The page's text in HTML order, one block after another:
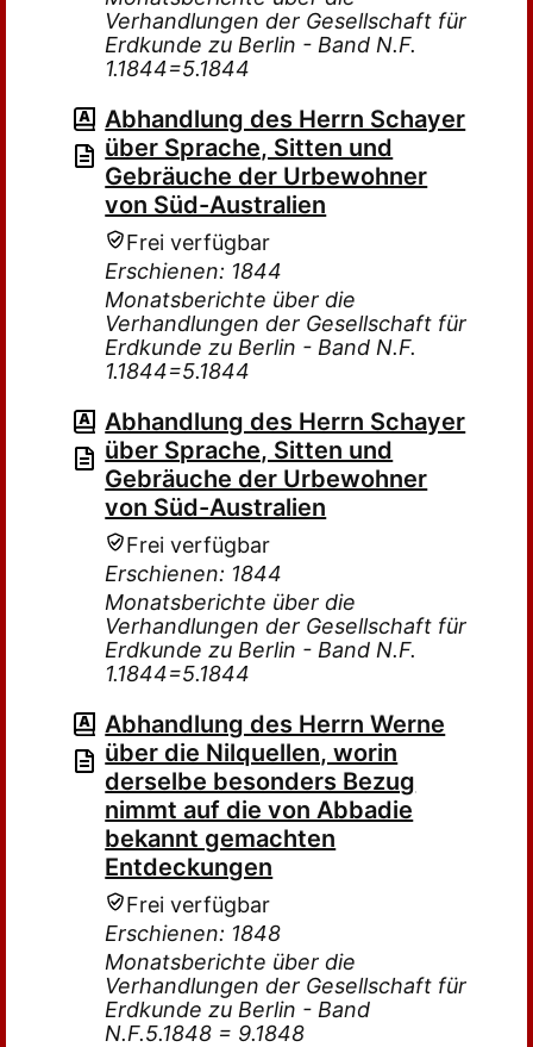
Verhandlungen der Gesellschaft für
Erdkunde zu Berlin - Band N.F.
1.1844=5.1844
Abhandlung des Herrn Schayer
über Sprache, Sitten und
Gebräuche der Urbewohner
von Süd-Australien
Frei verfügbar
Erschienen: 1844
Monatsberichte über die
Verhandlungen der Gesellschaft für
Erdkunde zu Berlin - Band N.F.
1.1844=5.1844
Abhandlung des Herrn Schayer
über Sprache, Sitten und
Gebräuche der Urbewohner
von Süd-Australien
Frei verfügbar
Erschienen: 1844
Monatsberichte über die
Verhandlungen der Gesellschaft für
Erdkunde zu Berlin - Band N.F.
1.1844=5.1844
Abhandlung des Herrn Werne
über die Nilquellen, worin
derselbe besonders Bezug
nimmt auf die von Abbadie
bekannt gemachten
Entdeckungen
Frei verfügbar
Erschienen: 1848
Monatsberichte über die
Verhandlungen der Gesellschaft für
Erdkunde zu Berlin - Band
N.F.5.1848 = 9.1848